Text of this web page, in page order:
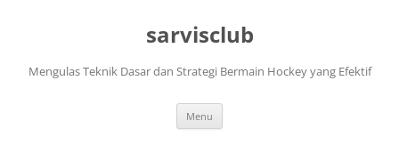
sarvisclub
Mengulas Teknik Dasar dan Strategi Bermain Hockey yang Efektif
Menu